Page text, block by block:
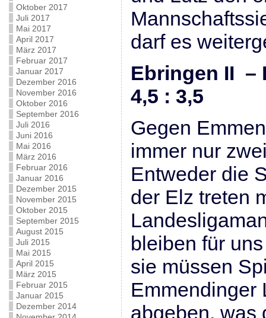
Oktober 2017
Juli 2017
Mai 2017
April 2017
März 2017
Februar 2017
Januar 2017
Dezember 2016
November 2016
Oktober 2016
September 2016
Juli 2016
Juni 2016
Mai 2016
März 2016
Februar 2016
Januar 2016
Dezember 2015
November 2015
Oktober 2015
September 2015
August 2015
Juli 2015
Mai 2015
April 2015
März 2015
Februar 2015
Januar 2015
Dezember 2014
darf es
Ebringen II –
4,5 : 3,5
Gegen
immer nur
Entweder die
der Elz treten
bleiben für
sie müssen
Emmendinger
abgeben, was